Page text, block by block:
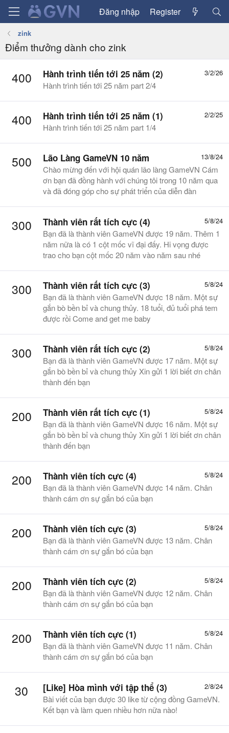
Đăng nhập Register
zink
Điểm thưởng dành cho zink
400 3/2/26
Hành trình tiến tới 25 năm (2)
Hành trình tiến tới 25 năm part 2/4
400 2/2/25
Hành trình tiến tới 25 năm (1)
Hành trình tiến tới 25 năm part 1/4
500 13/8/24
Lão Làng GameVN 10 năm
Chào mừng đến với hội quán lão làng GameVN Cám
ơn bạn đã đồng hành với chúng tôi trong 10 năm qua
và đã đóng góp cho sự phát triển của diễn đàn
300 5/8/24
Thành viên rất tích cực (4)
Bạn đã là thành viên GameVN được 19 năm. Thêm 1
năm nữa là có 1 cột mốc vĩ đại đấy. Hi vọng được
trao cho bạn cột mốc 20 năm vào năm sau nhé
300 5/8/24
Thành viên rất tích cực (3)
Bạn đã là thành viên GameVN được 18 năm. Một sự
gắn bò bền bỉ và chung thủy. 18 tuổi, đủ tuổi phá tem
được rồi Come and get me baby
300 5/8/24
Thành viên rất tích cực (2)
Bạn đã là thành viên GameVN được 17 năm. Một sự
gắn bò bền bỉ và chung thủy Xin gửi 1 lời biết ơn chân
thành đến bạn
200 5/8/24
Thành viên rất tích cực (1)
Bạn đã là thành viên GameVN được 16 năm. Một sự
gắn bò bền bỉ và chung thủy Xin gửi 1 lời biết ơn chân
thành đến bạn
200 5/8/24
Thành viên tích cực (4)
Bạn đã là thành viên GameVN được 14 năm. Chân
thành cám ơn sự gắn bó của bạn
200 5/8/24
Thành viên tích cực (3)
Bạn đã là thành viên GameVN được 13 năm. Chân
thành cám ơn sự gắn bó của bạn
200 5/8/24
Thành viên tích cực (2)
Bạn đã là thành viên GameVN được 12 năm. Chân
thành cám ơn sự gắn bó của bạn
200 5/8/24
Thành viên tích cực (1)
Bạn đã là thành viên GameVN được 11 năm. Chân
thành cám ơn sự gắn bó của bạn
30 2/8/24
[Like] Hòa mình với tập thể (3)
Bài viết của bạn được 30 like từ cộng đồng GameVN.
Kết bạn và làm quen nhiều hơn nữa nào!